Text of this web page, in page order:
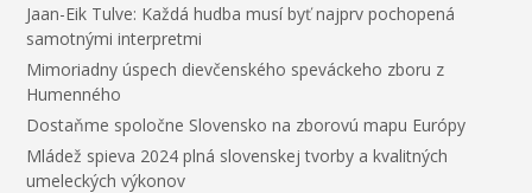
Jaan-Eik Tulve: Každá hudba musí byť najprv pochopená
samotnými interpretmi
Mimoriadny úspech dievčenského speváckeho zboru z
Humenného
Dostaňme spoločne Slovensko na zborovú mapu Európy
Mládež spieva 2024 plná slovenskej tvorby a kvalitných
umeleckých výkonov